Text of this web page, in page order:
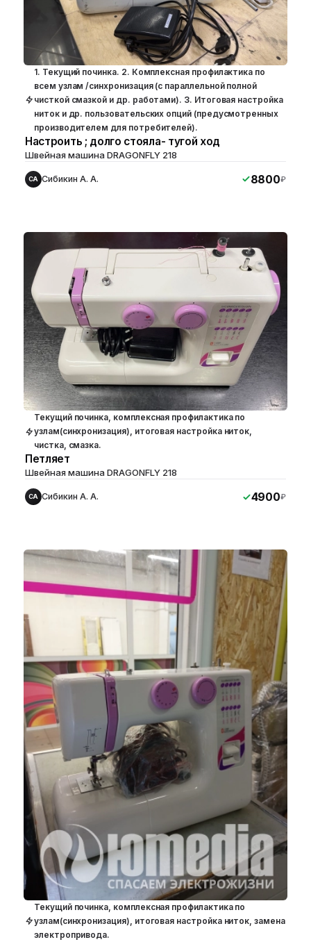
1. Текущий починка. 2. Комплексная профилактика по
всем узлам /синхронизация (с параллельной полной
чисткой смазкой и др. работами). 3. Итоговая настройка
ниток и др. пользовательских опций (предусмотренных
производителем для потребителей).
Настроить ; долго стояла- тугой ход
Швейная машина DRAGONFLY 218
СА Сибикин А. А. 8800₽
Текущий починка, комплексная профилактика по
узлам(синхронизация), итоговая настройка ниток,
чистка, смазка.
Петляет
Швейная машина DRAGONFLY 218
СА Сибикин А. А. 4900₽
Текущий починка, комплексная профилактика по
узлам(синхронизация), итоговая настройка ниток, замена
электропривода.